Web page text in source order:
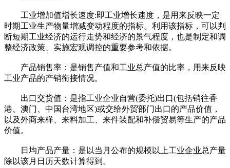
工业增加值增长速度:即工业增长速度，是用来反映一定
时期工业生产物量增减变动程度的指标。利用该指标，可以判
断短期工业经济的运行走势和经济的景气程度，也是制定和调
整经济政策、实施宏观调控的重要参考和依据。
产品销售率：是销售产值和工业总产值的比率，用来反映
工业产品的产销衔接情况。
出口交货值：是指工业企业自营(委托)出口(包括销往香
港、澳门、中国台湾地区)或交给外贸部门出口的产品价值，
以及外商来样、来料加工、来件装配和补偿贸易等生产的产品
价值。
日均产品产量：是以当月公布的规模以上工业企业总产量
除以该月日历天数计算得到。